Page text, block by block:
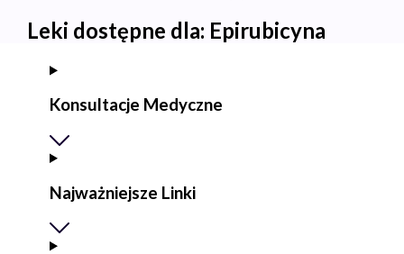
Leki dostępne dla: Epirubicyna
Konsultacje Medyczne
Najważniejsze Linki